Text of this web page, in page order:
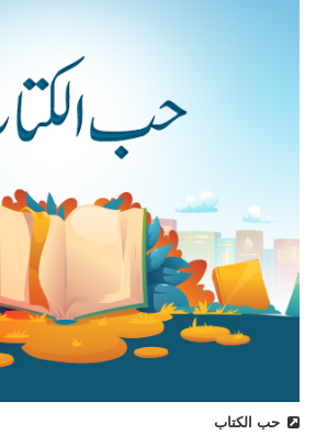
حب الكتاب